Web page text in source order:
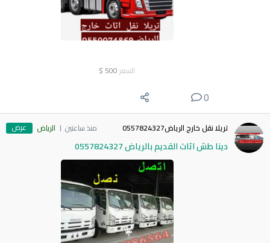
السعر 500
$
0
تريلا نقل خارج الرياض0557824327 منذ ساعتين الرياض عرض
دينا طش اثاث القديم بالرياض 0557824327